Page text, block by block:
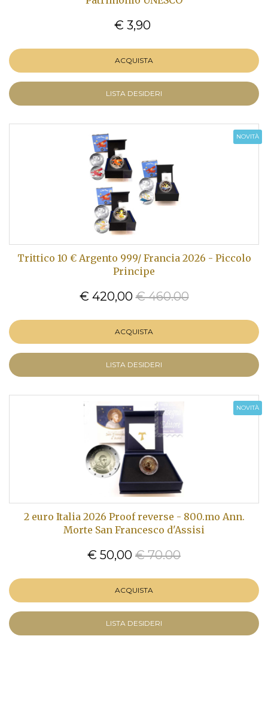
€ 3,90
ACQUISTA
LISTA DESIDERI
NOVITÀ
Trittico 10 € Argento 999/ Francia 2026 - Piccolo
Principe
€ 420,00 € 460.00
ACQUISTA
LISTA DESIDERI
NOVITÀ
2 euro Italia 2026 Proof reverse - 800.mo Ann.
Morte San Francesco d'Assisi
€ 50,00 € 70.00
ACQUISTA
LISTA DESIDERI